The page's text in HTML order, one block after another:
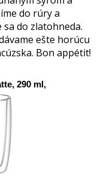
do rúry a
do zlatohneda.
ešte horúcu
Bon appétit!